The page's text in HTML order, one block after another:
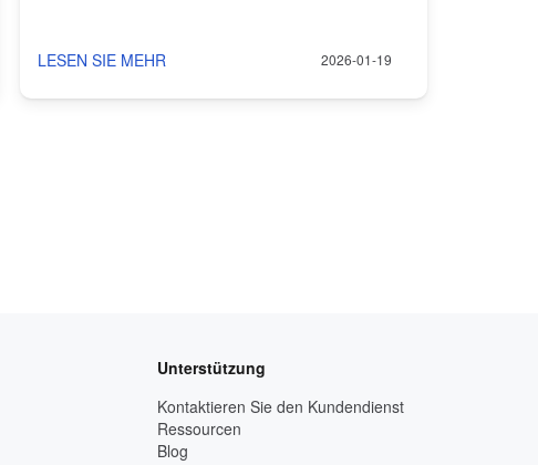
LESEN SIE MEHR 2026-01-19
Unterstützung
Kontaktieren Sie den Kundendienst
Ressourcen
Blog